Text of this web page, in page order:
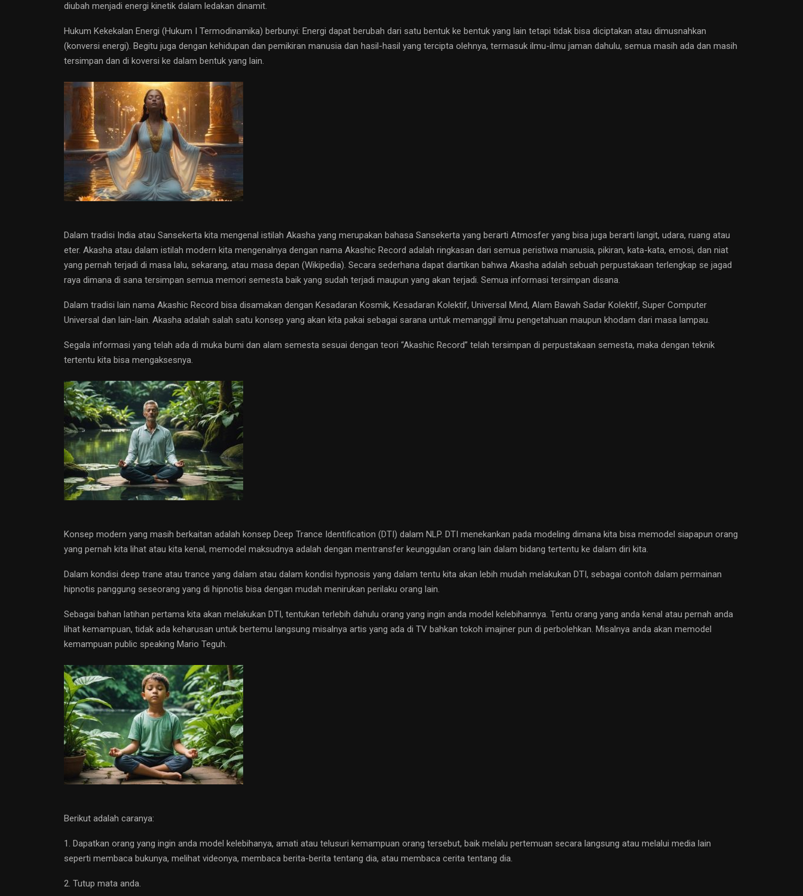
diubah menjadi energi kinetik dalam ledakan dinamit.
Hukum Kekekalan Energi (Hukum I Termodinamika) berbunyi: Energi dapat berubah dari satu bentuk ke bentuk yang lain tetapi tidak bisa diciptakan atau dimusnahkan
(konversi energi). Begitu juga dengan kehidupan dan pemikiran manusia dan hasil-hasil yang tercipta olehnya, termasuk ilmu-ilmu jaman dahulu, semua masih ada dan masih
tersimpan dan di koversi ke dalam bentuk yang lain.
Dalam tradisi India atau Sansekerta kita mengenal istilah Akasha yang merupakan bahasa Sansekerta yang berarti Atmosfer yang bisa juga berarti langit, udara, ruang atau
eter. Akasha atau dalam istilah modern kita mengenalnya dengan nama Akashic Record adalah ringkasan dari semua peristiwa manusia, pikiran, kata-kata, emosi, dan niat
yang pernah terjadi di masa lalu, sekarang, atau masa depan (Wikipedia). Secara sederhana dapat diartikan bahwa Akasha adalah sebuah perpustakaan terlengkap se jagad
raya dimana di sana tersimpan semua memori semesta baik yang sudah terjadi maupun yang akan terjadi. Semua informasi tersimpan disana.
Dalam tradisi lain nama Akashic Record bisa disamakan dengan Kesadaran Kosmik, Kesadaran Kolektif, Universal Mind, Alam Bawah Sadar Kolektif, Super Computer
Universal dan lain-lain. Akasha adalah salah satu konsep yang akan kita pakai sebagai sarana untuk memanggil ilmu pengetahuan maupun khodam dari masa lampau.
Segala informasi yang telah ada di muka bumi dan alam semesta sesuai dengan teori “Akashic Record” telah tersimpan di perpustakaan semesta, maka dengan teknik
tertentu kita bisa mengaksesnya.
Konsep modern yang masih berkaitan adalah konsep Deep Trance Identification (DTI) dalam NLP. DTI menekankan pada modeling dimana kita bisa memodel siapapun orang
yang pernah kita lihat atau kita kenal, memodel maksudnya adalah dengan mentransfer keunggulan orang lain dalam bidang tertentu ke dalam diri kita.
Dalam kondisi deep trane atau trance yang dalam atau dalam kondisi hypnosis yang dalam tentu kita akan lebih mudah melakukan DTI, sebagai contoh dalam permainan
hipnotis panggung seseorang yang di hipnotis bisa dengan mudah menirukan perilaku orang lain.
Sebagai bahan latihan pertama kita akan melakukan DTI, tentukan terlebih dahulu orang yang ingin anda model kelebihannya. Tentu orang yang anda kenal atau pernah anda
lihat kemampuan, tidak ada keharusan untuk bertemu langsung misalnya artis yang ada di TV bahkan tokoh imajiner pun di perbolehkan. Misalnya anda akan memodel
kemampuan public speaking Mario Teguh.
Berikut adalah caranya:
1. Dapatkan orang yang ingin anda model kelebihanya, amati atau telusuri kemampuan orang tersebut, baik melalu pertemuan secara langsung atau melalui media lain
seperti membaca bukunya, melihat videonya, membaca berita-berita tentang dia, atau membaca cerita tentang dia.
2. Tutup mata anda.